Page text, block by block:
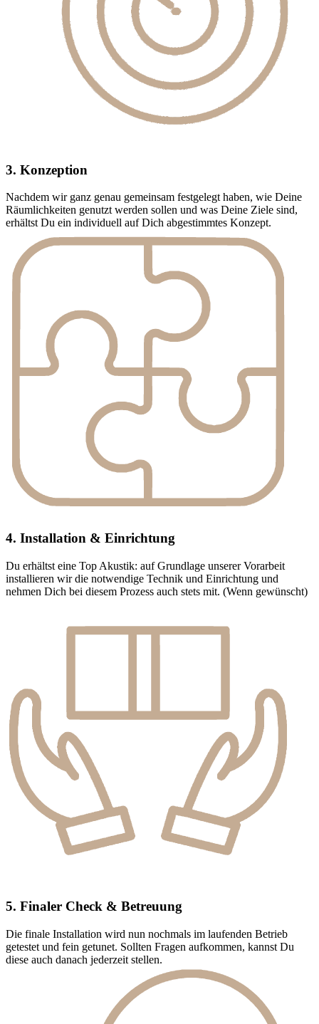
3. Konzeption
Nachdem wir ganz genau gemeinsam festgelegt haben, wie Deine
Räumlichkeiten genutzt werden sollen und was Deine Ziele sind,
erhältst Du ein individuell auf Dich abgestimmtes Konzept.
4. Installation & Einrichtung
Du erhältst eine Top Akustik: auf Grundlage unserer Vorarbeit
installieren wir die notwendige Technik und Einrichtung und
nehmen Dich bei diesem Prozess auch stets mit. (Wenn gewünscht)
5. Finaler Check & Betreuung
Die finale Installation wird nun nochmals im laufenden Betrieb
getestet und fein getunet. Sollten Fragen aufkommen, kannst Du
diese auch danach jederzeit stellen.